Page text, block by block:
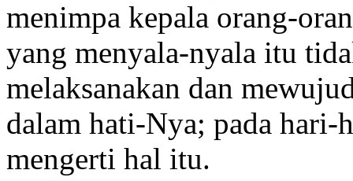
menimpa kepala orang-
yang menyala-nyala itu
melaksanakan dan
dalam hati-Nya; pada hari-
mengerti hal itu.